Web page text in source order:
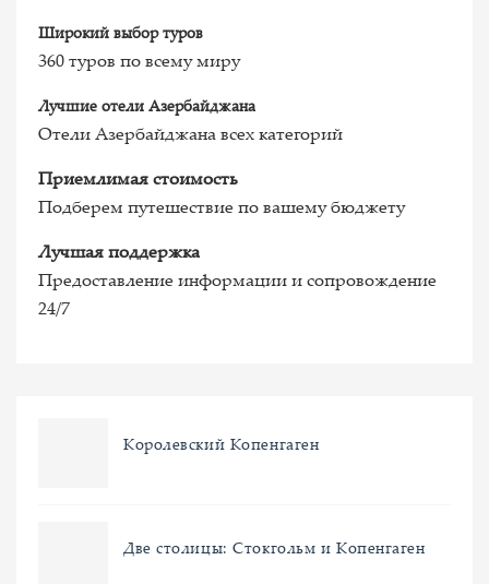
Широкий выбор туров
360 туров по всему миру
Лучшие отели Азербайджана
Отели Азербайджана всех категорий
Приемлимая стоимость
Подберем путешествие по вашему бюджету
Лучшая поддержка
Предоставление информации и сопровождение
24/7
Королевский Копенгаген
Две столицы: Стокгольм и Копенгаген